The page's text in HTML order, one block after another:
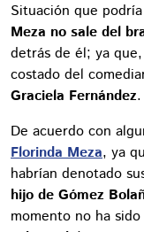
Situación que
Meza no sale del
detrás de él; ya
costado del
Graciela Fernández.
De acuerdo con
Florinda Meza, ya
habrían denotado
hijo de Gómez
momento no ha